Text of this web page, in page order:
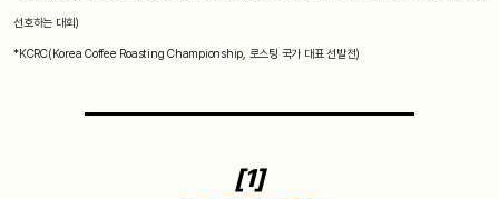
선호하는 대회)
*KCRC(Korea Coffee Roasting Championship, 로스팅 국가 대표 선발전)
[1]